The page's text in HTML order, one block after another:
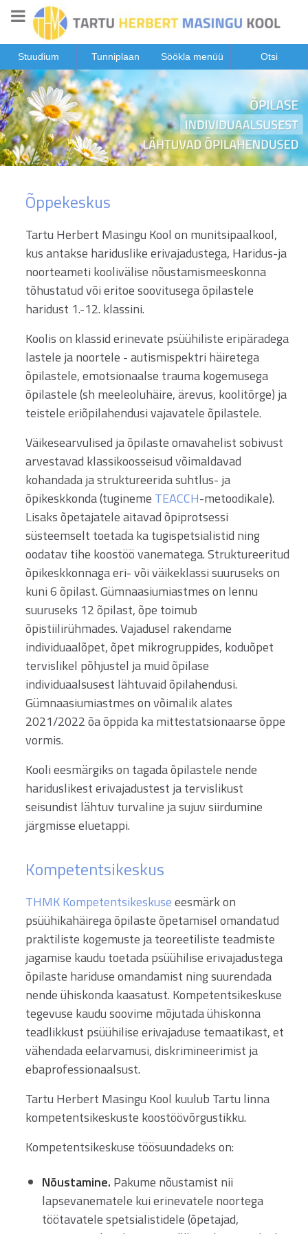
Stuudium Tunniplaan Söökla menüü Otsi
Õppekeskus
Tartu Herbert Masingu Kool on munitsipaalkool,
kus antakse hariduslike erivajadustega, Haridus-ja
noorteameti koolivälise nõustamismeeskonna
tõhustatud või eritoe soovitusega õpilastele
haridust 1.-12. klassini.
Koolis on klassid erinevate psüühiliste eripäradega
lastele ja noortele - autismispektri häiretega
õpilastele, emotsionaalse trauma kogemusega
õpilastele (sh meeleoluhäire, ärevus, koolitõrge) ja
teistele eriõpilahendusi vajavatele õpilastele.
Väikesearvulised ja õpilaste omavahelist sobivust
arvestavad klassikoosseisud võimaldavad
kohandada ja struktureerida suhtlus- ja
õpikeskkonda (tugineme TEACCH-metoodikale).
Lisaks õpetajatele aitavad õpiprotsessi
süsteemselt toetada ka tugispetsialistid ning
oodatav tihe koostöö vanematega. Struktureeritud
õpikeskkonnaga eri- või väikeklassi suuruseks on
kuni 6 õpilast. Gümnaasiumiastmes on lennu
suuruseks 12 õpilast, õpe toimub
õpistiilirühmades. Vajadusel rakendame
individuaalõpet, õpet mikrogruppides, koduõpet
tervislikel põhjustel ja muid õpilase
individuaalsusest lähtuvaid õpilahendusi.
Gümnaasiumiastmes on võimalik alates
2021/2022 õa õppida ka mittestatsionaarse õppe
vormis.
Kooli eesmärgiks on tagada õpilastele nende
hariduslikest erivajadustest ja tervislikust
seisundist lähtuv turvaline ja sujuv siirdumine
järgmisse eluetappi.
Kompetentsikeskus
THMK Kompetentsikeskuseeesmärk on
psüühikahäirega õpilaste õpetamisel omandatud
praktiliste kogemuste ja teoreetiliste teadmiste
jagamise kaudu toetada psüühilise erivajadustega
õpilaste hariduse omandamist ning suurendada
nende ühiskonda kaasatust. Kompetentsikeskuse
tegevuse kaudu soovime mõjutada ühiskonna
teadlikkust psüühilise erivajaduse temaatikast, et
vähendada eelarvamusi, diskrimineerimist ja
ebaprofessionaalsust.
Tartu Herbert Masingu Kool kuulub Tartu linna
kompetentsikeskuste koostöövõrgustikku.
Kompetentsikeskuse töösuundadeks on:
Nõustamine. Pakume nõustamist nii
lapsevanematele kui erinevatele noortega
töötavatele spetsialistidele (õpetajad,